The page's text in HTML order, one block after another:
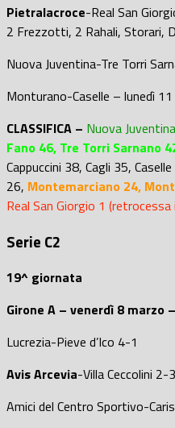
Pietralacroce-Real San
2 Frezzotti, 2 Rahali, Storari,
Nuova Juventina-Tre Torri
Monturano-Caselle – lunedì
CLASSIFICA – Nuova
Fano 46, Tre Torri Sarnano
Cappuccini 38, Cagli 35,
26, Montemarciano 24,
Real San Giorgio 1 (retrocessa
Serie C2
19^ giornata
Girone A – venerdì 8 marzo
Lucrezia-Pieve d’Ico 4-1
Avis Arcevia-Villa Ceccolini 2-
Amici del Centro Sportivo-